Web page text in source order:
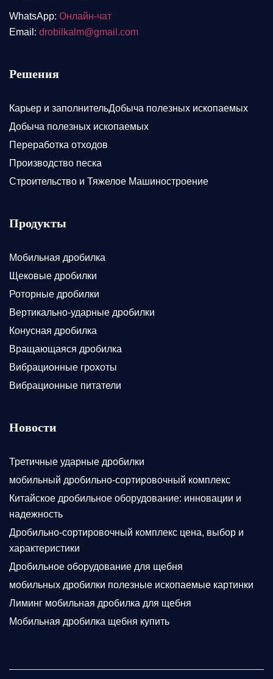
WhatsApp: Онлайн-чат
Email: drobilkalm@gmail.com
Решения
Карьер и заполнительДобыча полезных ископаемых
Добыча полезных ископаемых
Переработка отходов
Производство песка
Строительство и Тяжелое Машиностроение
Продукты
Мобильная дробилка
Щековые дробилки
Роторные дробилки
Вертикально-ударные дробилки
Конусная дробилка
Вращающаяся дробилка
Вибрационные грохоты
Вибрационные питатели
Новости
Третичные ударные дробилки
мобильный дробильно-сортировочный комплекс
Китайское дробильное оборудование: инновации и
надежность
Дробильно-сортировочный комплекс цена, выбор и
характеристики
Дробильное оборудование для щебня
мобильных дробилки полезные ископаемые картинки
Лиминг мобильная дробилка для щебня
Мобильная дробилка щебня купить